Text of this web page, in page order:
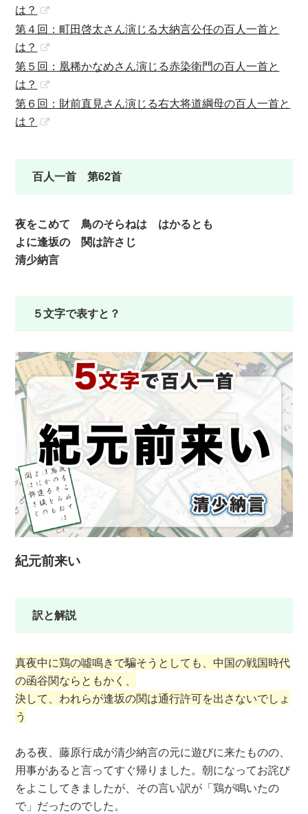
は？
第４回：町田啓太さん演じる大納言公任の百人一首と
は？
第５回：凰稀かなめさん演じる赤染衛門の百人一首と
は？
第６回：財前直見さん演じる右大将道綱母の百人一首と
は？
百人一首 第62首
夜をこめて 鳥のそらねは はかるとも
よに逢坂の 関は許さじ
清少納言
５文字で表すと？
紀元前来い
訳と解説
真夜中に鶏の噓鳴きで騙そうとしても、中国の戦国時代
の函谷関ならともかく、
決して、われらが逢坂の関は通行許可を出さないでしょ
う
ある夜、藤原行成が清少納言の元に遊びに来たものの、
用事があると言ってすぐ帰りました。朝になってお詫び
をよこしてきましたが、その言い訳が「鶏が鳴いたの
で」だったのでした。